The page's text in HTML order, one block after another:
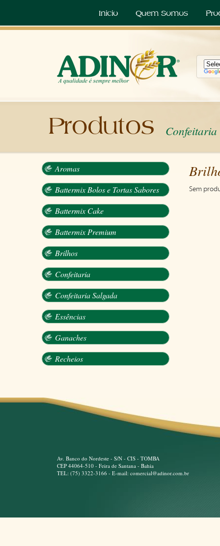
Inicio Quem Somos
Produtos Confeitaria
Aromas
Battermix Bolos e Tortas Sabores
Battermix Cake
Battermix Premium
Brilhos
Confeitaria
Confeitaria Salgada
Essências
Ganaches
Recheios
Sem
Av. Banco do Nordeste - S/N - CIS - TOMBA
CEP 44064-510 - Feira de Santana - Bahia
TEL: (75) 3322-3166 - E-mail: comercial@adinor.com.br